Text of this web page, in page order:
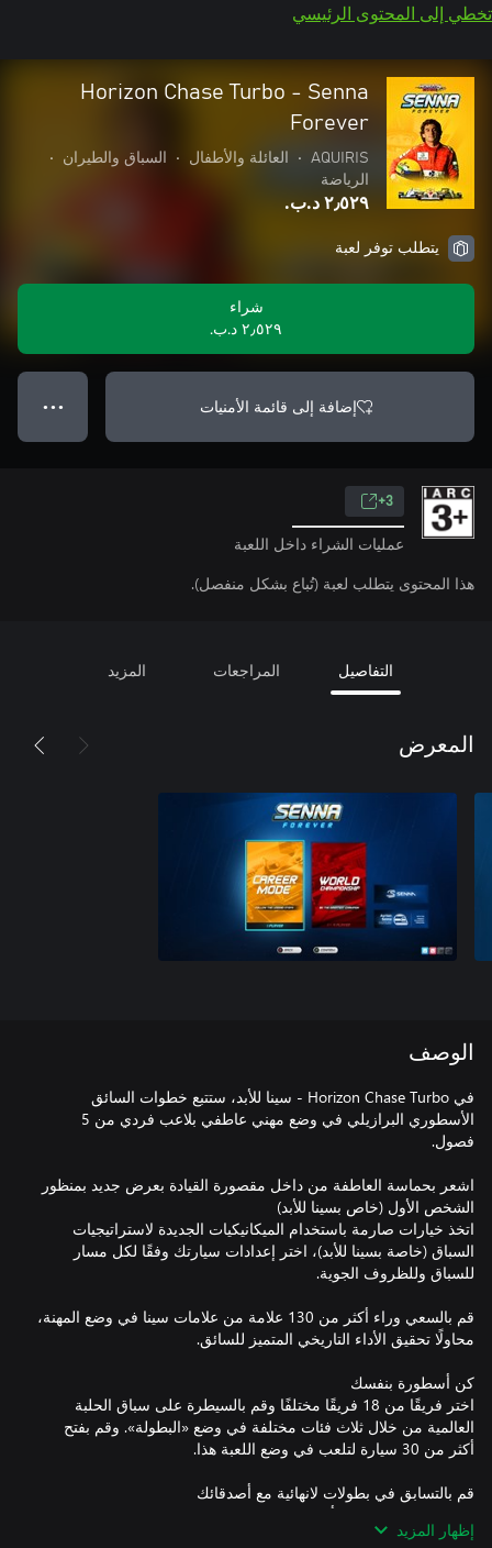
تخطي إلى المحتوى الرئيسي
Horizon Chase Turbo - Senna
Forever
AQUIRIS
• العائلة والأطفال • السباق والطيران
•
الرياضة
٢٫٥٢٩ د.ب.‏
يتطلب توفر لعبة
شراء
٢٫٥٢٩ د.ب.‏
إضافة إلى قائمة الأمنيات ● ● ●
3+
عمليات الشراء داخل اللعبة
هذا المحتوى يتطلب لعبة (تُباع بشكل منفصل).
التفاصيل المراجعات المزيد
المعرض
الوصف
في Horizon Chase Turbo - سينا للأبد، ستتبع خطوات السائق
الأسطوري البرازيلي في وضع مهني عاطفي بلاعب فردي من 5
اشعر بحماسة العاطفة من داخل مقصورة القيادة بعرض جديد بمنظور
اتخذ خيارات صارمة باستخدام الميكانيكيات الجديدة لاستراتيجيات
السباق (خاصة بسينا للأبد)، اختر إعدادات سيارتك وفقًا لكل مسار
قم بالسعي وراء أكثر من 130 علامة من علامات سينا في وضع المهنة،
اختر فريقًا من 18 فريقًا مختلفًا وقم بالسيطرة على سباق الحلبة
العالمية من خلال ثلاث فئات مختلفة في وضع «البطولة». وقم بفتح
المسارات الفريدة في كل بطولة مع عدم إمكانية التنبؤ بالطقس
إظهار المزيد